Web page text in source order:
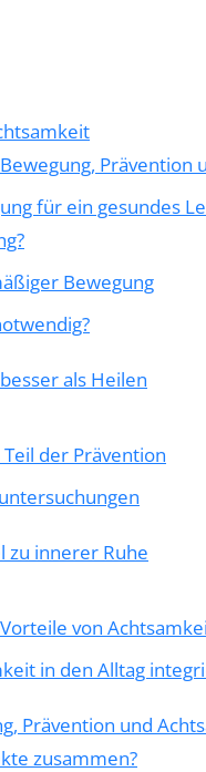
Prävention
für ein gesundes
Bewegung
als Heilen
der Prävention
zu innerer Ruhe
von
in den Alltag
Prävention und
zusammen?